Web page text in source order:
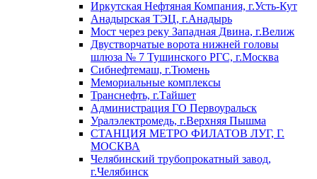
Иркутская Нефтяная Компания, г.Усть-Кут
Анадырская ТЭЦ, г.Анадырь
Мост через реку Западная Двина, г.Велиж
Двустворчатые ворота нижней головы
шлюза № 7 Тушинского РГС, г.Москва
Сибнефтемаш, г.Тюмень
Мемориальные комплексы
Транснефть, г.Тайшет
Администрация ГО Первоуральск
Уралэлектромедь, г.Верхняя Пышма
СТАНЦИЯ МЕТРО ФИЛАТОВ ЛУГ, Г.
МОСКВА
Челябинский трубопрокатный завод,
г.Челябинск